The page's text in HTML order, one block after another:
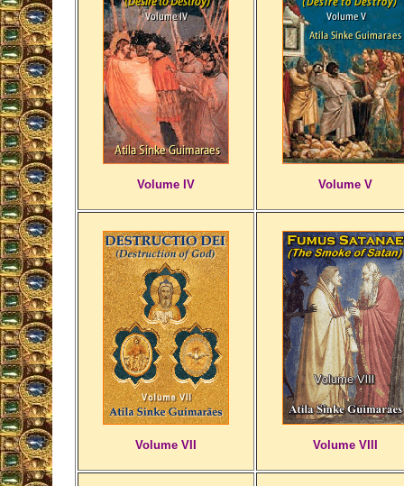
Volume IV Volume V
Volume VII Volume VIII